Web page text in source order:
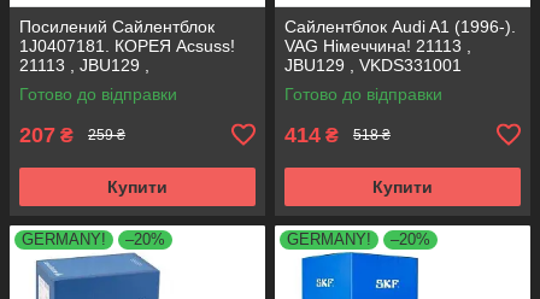
Посилений Сайлентблок
1J0407181. КОРЕЯ Acsuss!
21113 , JBU129 ,
VKDS331001
Готово до відправки
207 ₴ 259 ₴
Купити
Сайлентблок Audi A1 (1996-).
VAG Німеччина! 21113 ,
JBU129 , VKDS331001
Готово до відправки
414 ₴ 518 ₴
Купити
GERMANY! –20% GERMANY! –20%